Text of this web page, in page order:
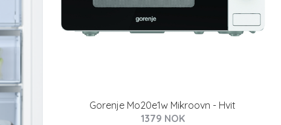
Gorenje Mo20e1w Mikroovn - Hvit
1379 NOK